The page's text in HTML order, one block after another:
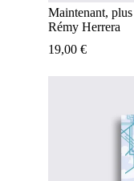
Maintenant,
Rémy Herrera
19,00 €